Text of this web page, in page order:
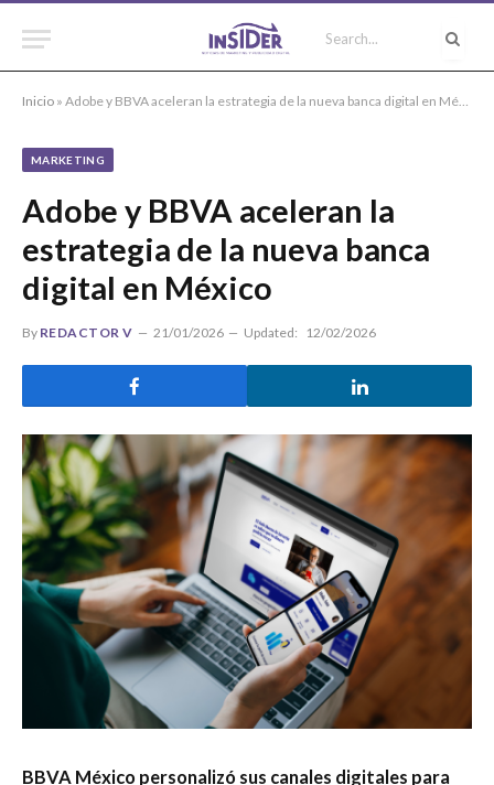
Inicio » Adobe y BBVA aceleran la estrategia de la nueva banca digital en México
MARKETING
Adobe y BBVA aceleran la
estrategia de la nueva banca
digital en México
By REDACTOR V 21/01/2026 Updated: 12/02/2026
BBVA México personalizó sus canales digitales para